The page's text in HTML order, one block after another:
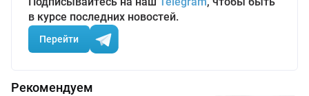
в курсе последних новостей.
Перейти
Рекомендуем